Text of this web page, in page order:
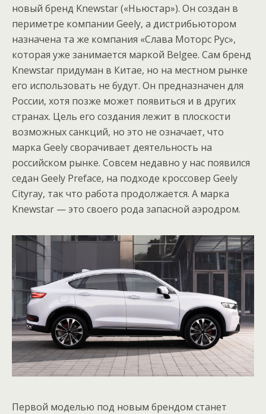
новый бренд Knewstar («Ньюстар»). Он создан в
периметре компании Geely, а дистрибьютором
назначена та же компания «Слава Моторс Рус»,
которая уже занимается маркой Belgee. Сам бренд
Knewstar придуман в Китае, но на местном рынке
его использовать не будут. Он предназначен для
России, хотя позже может появиться и в других
странах. Цель его создания лежит в плоскости
возможных санкций, но это не означает, что
марка Geely сворачивает деятельность на
российском рынке. Совсем недавно у нас появился
седан Geely Preface, на подходе кроссовер Geely
Cityray, так что работа продолжается. А марка
Knewstar — это своего рода запасной аэродром.
Первой моделью под новым брендом станет